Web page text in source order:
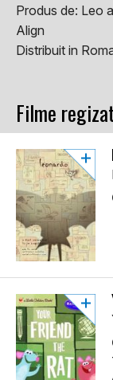
Produs de: Leo
Align
Distribuit in
Filme